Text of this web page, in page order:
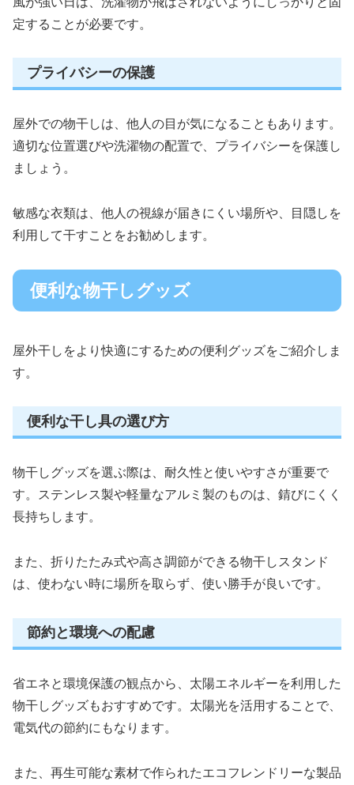
定することが必要です。
プライバシーの保護
屋外での物干しは、他人の目が気になることもあります。
適切な位置選びや洗濯物の配置で、プライバシーを保護し
ましょう。
敏感な衣類は、他人の視線が届きにくい場所や、目隠しを
利用して干すことをお勧めします。
便利な物干しグッズ
屋外干しをより快適にするための便利グッズをご紹介しま
す。
便利な干し具の選び方
物干しグッズを選ぶ際は、耐久性と使いやすさが重要で
す。ステンレス製や軽量なアルミ製のものは、錆びにくく
長持ちします。
また、折りたたみ式や高さ調節ができる物干しスタンド
は、使わない時に場所を取らず、使い勝手が良いです。
節約と環境への配慮
省エネと環境保護の観点から、太陽エネルギーを利用した
物干しグッズもおすすめです。太陽光を活用することで、
電気代の節約にもなります。
また、再生可能な素材で作られたエコフレンドリーな製品